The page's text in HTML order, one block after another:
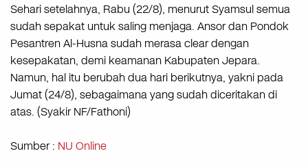
Sehari setelahnya, Rabu (22/8), menurut Syamsul semua
sudah sepakat untuk saling menjaga. Ansor dan Pondok
Pesantren Al-Husna sudah merasa clear dengan
kesepakatan, demi keamanan Kabupaten Jepara.
Namun, hal itu berubah dua hari berikutnya, yakni pada
Jumat (24/8), sebagaimana yang sudah diceritakan di
atas. (Syakir NF/Fathoni)
Sumber : NU Online